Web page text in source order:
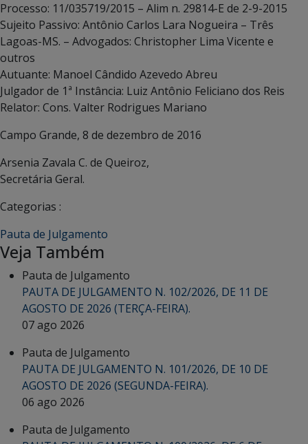
Processo: 11/035719/2015 – Alim n. 29814-E de 2-9-2015
Sujeito Passivo: Antônio Carlos Lara Nogueira – Três
Lagoas-MS. – Advogados: Christopher Lima Vicente e
outros
Autuante: Manoel Cândido Azevedo Abreu
Julgador de 1ª Instância: Luiz Antônio Feliciano dos Reis
Relator: Cons. Valter Rodrigues Mariano
Campo Grande, 8 de dezembro de 2016
Arsenia Zavala C. de Queiroz,
Secretária Geral.
Categorias :
Pauta de Julgamento
Veja Também
Pauta de Julgamento
PAUTA DE JULGAMENTO N. 102/2026, DE 11 DE
AGOSTO DE 2026 (TERÇA-FEIRA).
07 ago 2026
Pauta de Julgamento
PAUTA DE JULGAMENTO N. 101/2026, DE 10 DE
AGOSTO DE 2026 (SEGUNDA-FEIRA).
06 ago 2026
Pauta de Julgamento